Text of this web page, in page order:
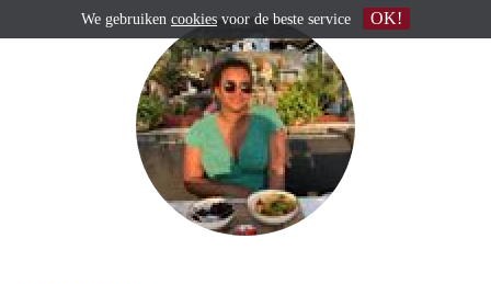
We gebruiken cookiesvoor de beste service OK!